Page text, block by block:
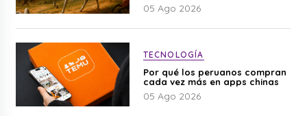
05 Ago 2026
TECNOLOGÍA
Por qué los peruanos compran
cada vez más en apps chinas
05 Ago 2026